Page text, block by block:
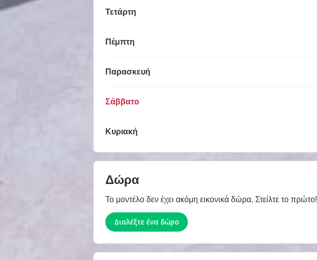
Τετάρτη
Πέμπτη
Παρασκευή
Σάββατο
Κυριακή
Δώρα
Το μοντέλο δεν έχει ακόμη εικονικά δώρα. Στείλτε το πρώτο!
Διαλέξτε ένα δώρο